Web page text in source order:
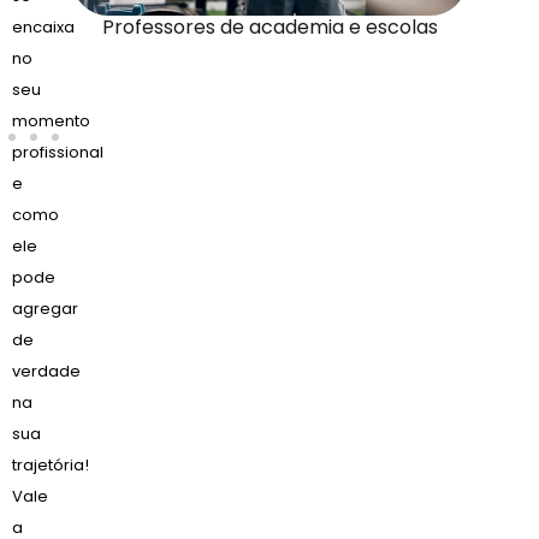
encaixa
no
seu
momento
profissional
e
como
ele
pode
agregar
de
verdade
na
sua
trajetória!
Vale
a
Professores de academia e escolas